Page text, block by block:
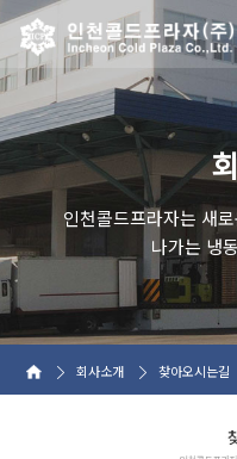
인천콜드프라자는 새
나가는 냉
회사소개 찾아오시는길